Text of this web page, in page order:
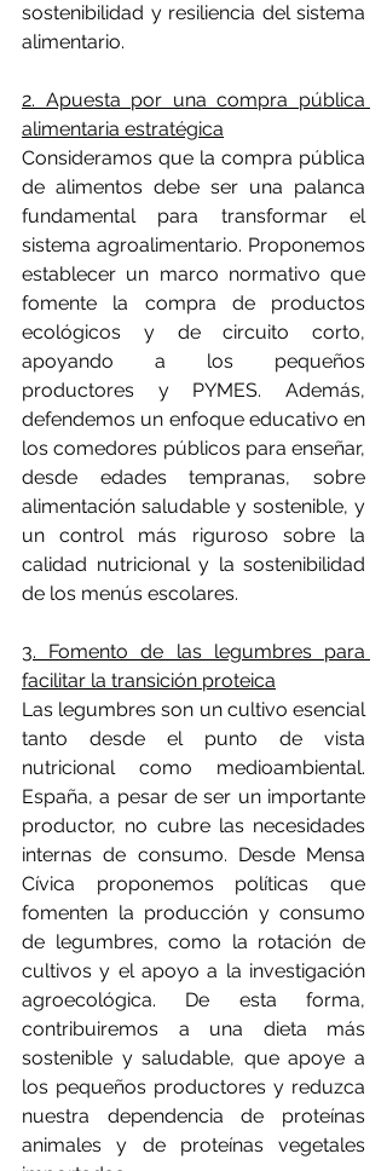
sostenibilidad y resiliencia del sistema
alimentario.
2. Apuesta por una compra pública
alimentaria estratégica
Consideramos que la compra pública
de alimentos debe ser una palanca
fundamental para transformar el
sistema agroalimentario. Proponemos
establecer un marco normativo que
fomente la compra de productos
ecológicos y de circuito corto,
apoyando a los pequeños
productores y PYMES. Además,
defendemos un enfoque educativo en
los comedores públicos para enseñar,
desde edades tempranas, sobre
alimentación saludable y sostenible, y
un control más riguroso sobre la
calidad nutricional y la sostenibilidad
de los menús escolares.
3. Fomento de las legumbres para
facilitar la transición proteica
Las legumbres son un cultivo esencial
tanto desde el punto de vista
nutricional como medioambiental.
España, a pesar de ser un importante
productor, no cubre las necesidades
internas de consumo. Desde Mensa
Cívica proponemos políticas que
fomenten la producción y consumo
de legumbres, como la rotación de
cultivos y el apoyo a la investigación
agroecológica. De esta forma,
contribuiremos a una dieta más
sostenible y saludable, que apoye a
los pequeños productores y reduzca
nuestra dependencia de proteínas
animales y de proteínas vegetales